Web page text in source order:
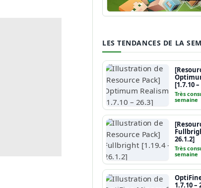
Guide Minecraft
LES TENDANCES DE LA
[1.7.10
Très
semaine
26.1.2]
Très
semaine
1.7.10 –